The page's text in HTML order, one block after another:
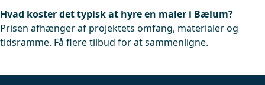
Hvad koster det typisk at hyre en maler i Bælum?
Prisen afhænger af projektets omfang, materialer og
tidsramme. Få flere tilbud for at sammenligne.